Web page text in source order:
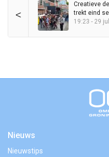
<
Creatieve
trekt eind
binnenstad
19:23 - 29
Nieuws
Nieuwstips